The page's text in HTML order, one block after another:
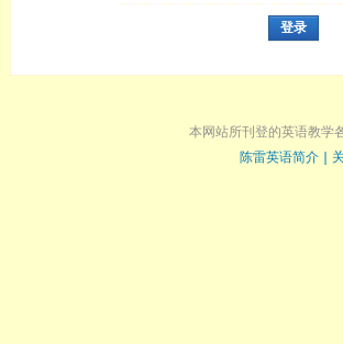
登录
本网站所刊登的英语教学
陈雷英语简介